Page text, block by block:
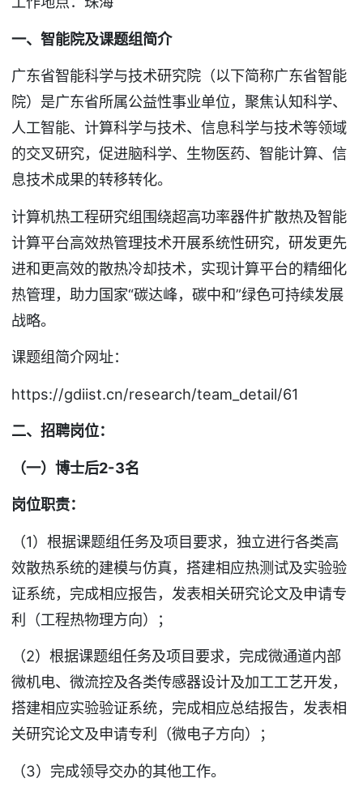
一、智能院及课题组简介
广东省智能科学与技术研究院（以下简称广东省智能
院）是广东省所属公益性事业单位，聚焦认知科学、
人工智能、计算科学与技术、信息科学与技术等领域
的交叉研究，促进脑科学、生物医药、智能计算、信
息技术成果的转移转化。
计算机热工程研究组围绕超高功率器件扩散热及智能
计算平台高效热管理技术开展系统性研究，研发更先
进和更高效的散热冷却技术，实现计算平台的精细化
热管理，助力国家“碳达峰，碳中和”绿色可持续发展
战略。
课题组简介网址：
https://gdiist.cn/research/team_detail/61
二、招聘岗位：
（一）博士后2-3名
岗位职责：
（1）根据课题组任务及项目要求，独立进行各类高
效散热系统的建模与仿真，搭建相应热测试及实验验
证系统，完成相应报告，发表相关研究论文及申请专
利（工程热物理方向）；
（2）根据课题组任务及项目要求，完成微通道内部
微机电、微流控及各类传感器设计及加工工艺开发，
搭建相应实验验证系统，完成相应总结报告，发表相
关研究论文及申请专利（微电子方向）；
（3）完成领导交办的其他工作。